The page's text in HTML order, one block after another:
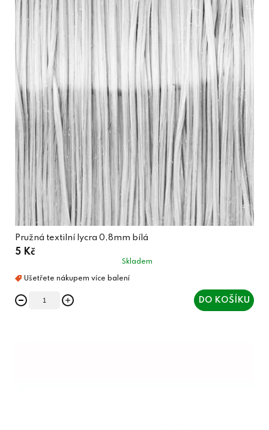
Pružná textilní lycra 0,8mm bílá
5 Kč
Skladem
DO KOŠÍKU